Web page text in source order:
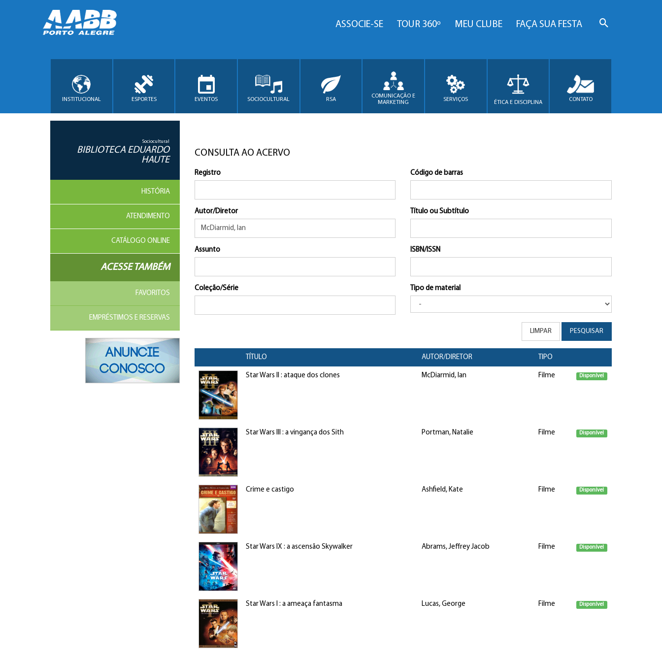
ASSOCIE-SE TOUR 360º MEU CLUBE FAÇA SUA FESTA
INSTITUCIONAL ESPORTES EVENTOS SOCIOCULTURAL RSA
COMUNICAÇÃO E
MARKETING
SERVIÇOS ÉTICA E DISCIPLINA CONTATO
Sociocultural
BIBLIOTECA EDUARDO
HAUTE
HISTÓRIA
ATENDIMENTO
CATÁLOGO ONLINE
ACESSE TAMBÉM
FAVORITOS
EMPRÉSTIMOS E RESERVAS
CONSULTA AO ACERVO
Registro Código de barras
Autor/Diretor Título ou Subtítulo
Assunto ISBN/ISSN
Coleção/Série Tipo de material
LIMPAR PESQUISAR
TÍTULO AUTOR/DIRETOR TIPO
Star Wars II : ataque dos clones McDiarmid, Ian Filme Disponível
Star Wars III : a vingança dos Sith Portman, Natalie Filme Disponível
Crime e castigo Ashfield, Kate Filme Disponível
Star Wars IX : a ascensão Skywalker Abrams, Jeffrey Jacob Filme Disponível
Star Wars I : a ameaça fantasma Lucas, George Filme Disponível